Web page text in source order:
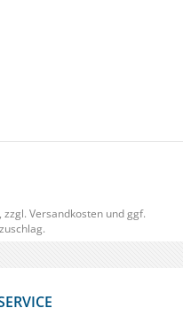
zzgl. Versandkosten und ggf.